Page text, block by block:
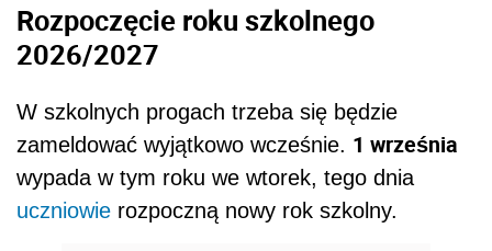
Rozpoczęcie roku szkolnego
2026/2027
W szkolnych progach trzeba się będzie
zameldować wyjątkowo wcześnie. 1 września
wypada w tym roku we wtorek, tego dnia
uczniowie rozpoczną nowy rok szkolny.